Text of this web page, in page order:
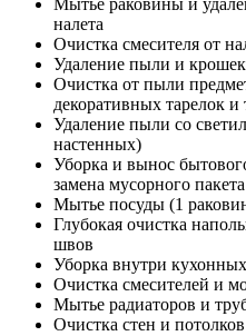
Мытье раковины и
налета
Очистка смесителя от
Удаление пыли и
Очистка от пыли
декоративных тарелок и
Удаление пыли со
настенных)
Уборка и вынос
замена мусорного пакета
Мытье посуды (1
Глубокая очистка
швов
Уборка внутри
Очистка смесителей и
Мытье радиаторов и
Очистка стен и